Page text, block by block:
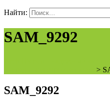
Найти:
SAM_9292
>
SAM_9292